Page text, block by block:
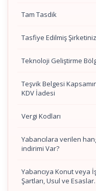
Tam Tasdik
Tasfiye Edilmiş
Teknoloji Geliştirme
Teşvik Belgesi
KDV İadesi
Vergi Kodları
Yabancılara verilen
indirimi Var?
Yabancıya Konut veya
Şartları, Usul ve